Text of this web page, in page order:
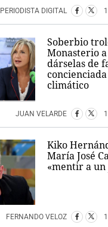
PERIODISTA DIGITAL
Soberbio
Monasterio
dárselas de
climático
JUAN VELARDE
Kiko
María José
«mentir a un
FERNANDO VELOZ